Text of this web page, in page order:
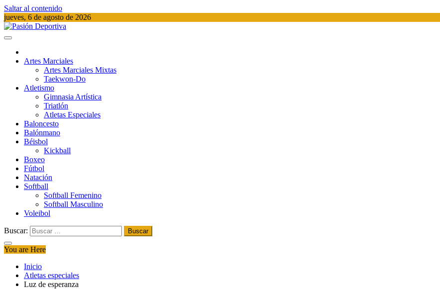
Saltar al contenido
jueves, 6 de agosto de 2026
Artes Marciales
Artes Marciales Mixtas
Taekwon-Do
Atletismo
Gimnasia Artística
Triatlón​
Atletas Especiales
Baloncesto
Balónmano
Béisbol
Kickball​
Boxeo
Fútbol
Natación​
Softball​
Softball​ Femenino
Softball​ Masculino
Voleibol​
Buscar:
You are Here
Inicio
Atletas especiales
Luz de esperanza